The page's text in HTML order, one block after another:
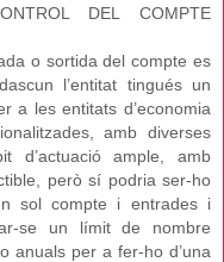
DEL COMPTE
o sortida del compte es
l’entitat tingués un
a les entitats d’economia
amb diverses
d’actuació ample, amb
però sí podria ser-ho
sol compte i entrades i
se un límit de nombre
anuals per a fer-ho d’una